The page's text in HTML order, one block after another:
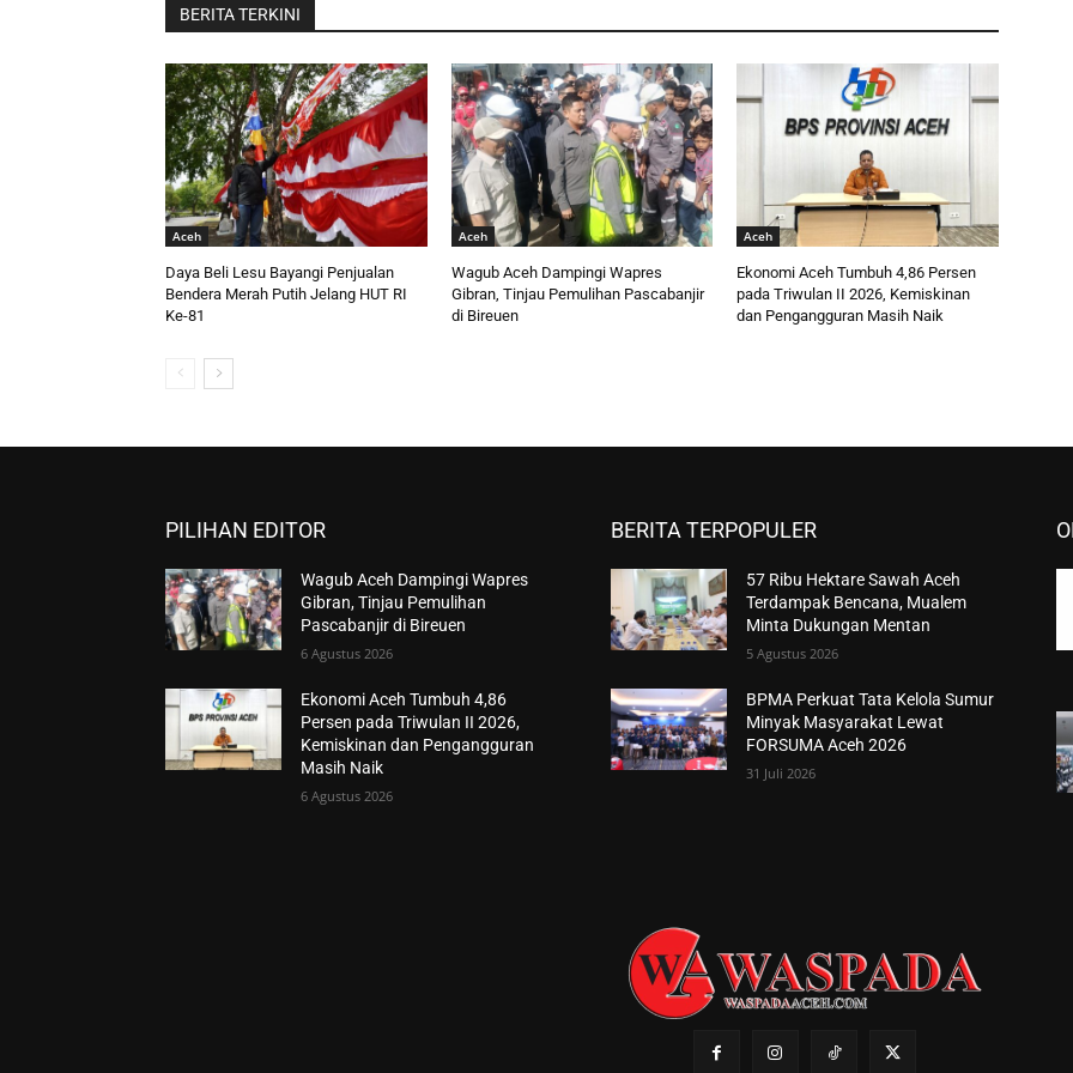
BERITA TERKINI
Aceh
Daya Beli Lesu Bayangi Penjualan
Bendera Merah Putih Jelang HUT RI
Ke-81
Aceh
Wagub Aceh Dampingi Wapres
Gibran, Tinjau Pemulihan Pascabanjir
di Bireuen
Aceh
Ekonomi Aceh Tumbuh 4,86 Persen
pada Triwulan II 2026, Kemiskinan
dan Pengangguran Masih Naik
PILIHAN EDITOR
Wagub Aceh Dampingi Wapres
Gibran, Tinjau Pemulihan
Pascabanjir di Bireuen
6 Agustus 2026
Ekonomi Aceh Tumbuh 4,86
Persen pada Triwulan II 2026,
Kemiskinan dan Pengangguran
Masih Naik
6 Agustus 2026
BERITA TERPOPULER
57 Ribu Hektare Sawah Aceh
Terdampak Bencana, Mualem
Minta Dukungan Mentan
5 Agustus 2026
BPMA Perkuat Tata Kelola Sumur
Minyak Masyarakat Lewat
FORSUMA Aceh 2026
31 Juli 2026